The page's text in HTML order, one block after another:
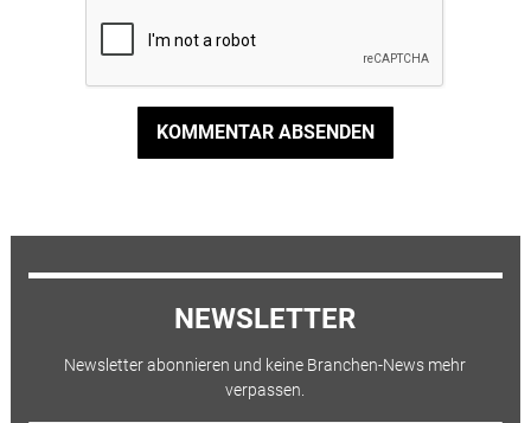
KOMMENTAR ABSENDEN
NEWSLETTER
Newsletter abonnieren und keine Branchen-News mehr
verpassen.